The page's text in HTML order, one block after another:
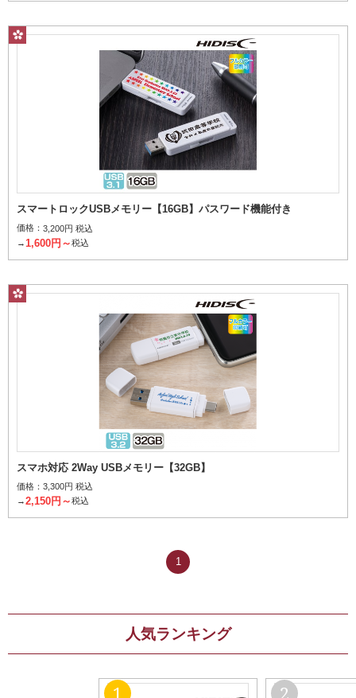
スマートロックUSBメモリー【16GB】パスワード機能付き
価格： 3,200円 税込
→ 1,600円～税込
スマホ対応 2Way USBメモリー【32GB】
価格： 3,300円 税込
→2,150円～税込
1
人気ランキング